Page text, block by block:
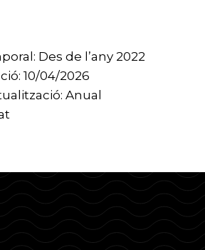
Des de l’any 2022
10/04/2026
Anual